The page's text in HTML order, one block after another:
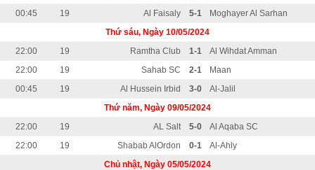
00:45
19 Al Faisaly 5-1
Moghayer Al Sarhan
Thứ sáu, Ngày 10/05/2024
22:00
19 Ramtha Club 1-1
Al Wihdat Amman
22:00
19 Sahab SC 2-1
Maan
00:45
19 Al Hussein Irbid 3-0
Al-Jalil
Thứ năm, Ngày 09/05/2024
22:00
19 AL Salt 5-0
Al Aqaba SC
22:00
19 Shabab AlOrdon 0-1
Al-Ahly
Chủ nhật, Ngày 05/05/2024